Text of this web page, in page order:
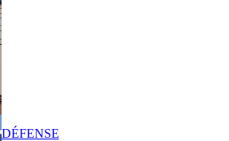
DÉFENSE